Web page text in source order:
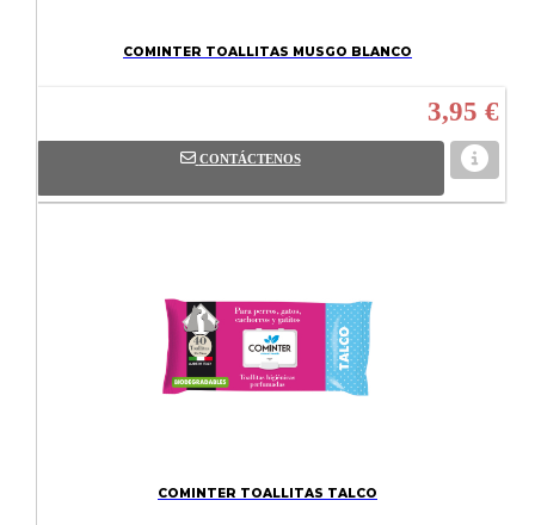
COMINTER TOALLITAS MUSGO BLANCO
3,95 €
CONTÁCTENOS
COMINTER TOALLITAS TALCO